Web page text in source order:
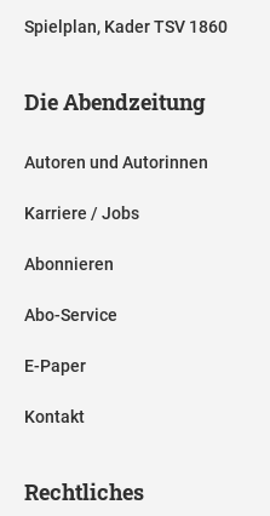
Spielplan, Kader TSV 1860
Die Abendzeitung
Autoren und Autorinnen
Karriere / Jobs
Abonnieren
Abo-Service
E-Paper
Kontakt
Rechtliches